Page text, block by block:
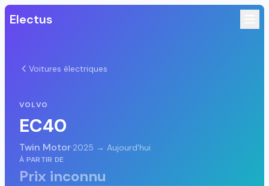
Electus
Voitures électriques
VOLVO
EC40
Twin Motor·2025 → Aujourd'hui
À PARTIR DE
Prix inconnu